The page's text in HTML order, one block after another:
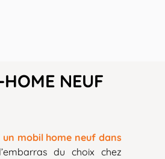
NEUF
mobil home neuf dans
du choix chez